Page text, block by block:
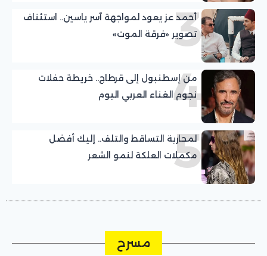
3
أحمد عز يعود لمواجهة آسر ياسين.. استئناف
تصوير «فرقة الموت»
4
من إسطنبول إلى قرطاج.. خريطة حفلات
نجوم الغناء العربي اليوم
5
لمحاربة التساقط والتلف.. إليك أفضل
مكملات العلكة لنمو الشعر
مسرح